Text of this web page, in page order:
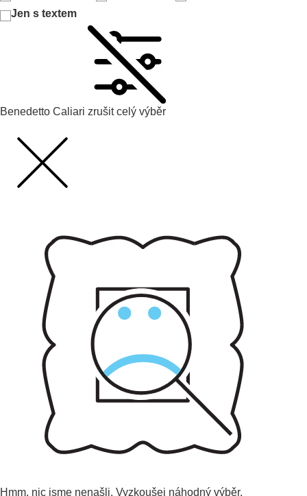
Jen s textem
Benedetto Caliari zrušit celý výběr
Hmm, nic jsme nenašli. Vyzkoušej náhodný výběr.